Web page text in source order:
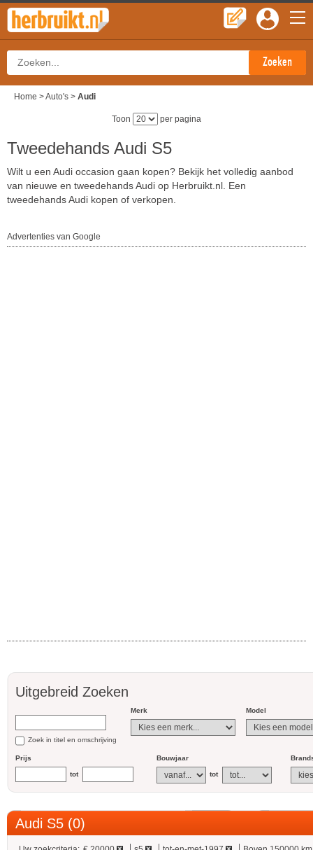
Home >Auto's > Audi
Toon per pagina
Tweedehands Audi S5
Wilt u een Audi occasion gaan kopen? Bekijk het volledig aanbod
van nieuwe en tweedehands Audi op Herbruikt.nl. Een
tweedehands Audi kopen of verkopen.
Advertenties van Google
Uitgebreid Zoeken
Zoek in titel en omschrijving
Merk Model
Prijs
tot
Bouwjaar
tot
Audi S5 (0)